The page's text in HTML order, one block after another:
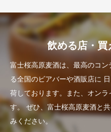
飲める店・買
富士桜高原麦酒は、最高のコ
る全国のビアバーや酒販店に
荷しております。また、オン
す。ぜひ、富士桜高原麦酒と
みください。